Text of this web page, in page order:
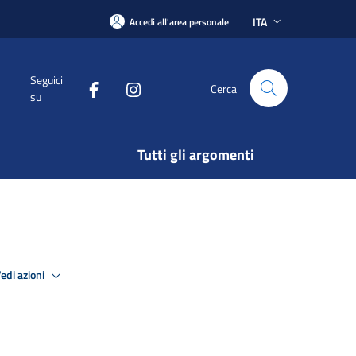
Accedi all'area personale ITA
Seguici
su
Cerca
Tutti gli argomenti
azioni